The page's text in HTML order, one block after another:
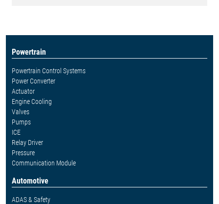
Powertrain
Powertrain Control Systems
Power Converter
Actuator
Engine Cooling
Valves
Pumps
ICE
Relay Driver
Pressure
Communication Module
Automotive
ADAS & Safety